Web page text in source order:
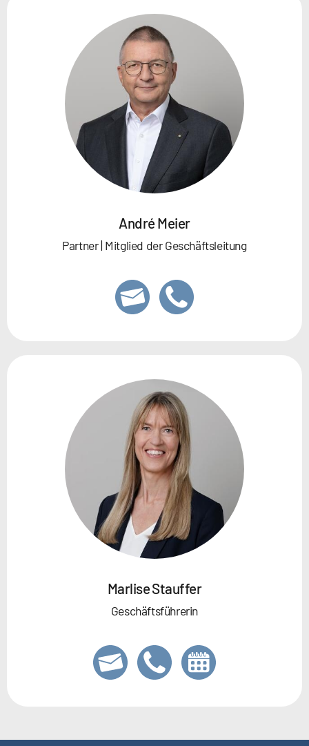
André Meier
Partner | Mitglied der Geschäftsleitung
Marlise Stauffer
Geschäftsführerin